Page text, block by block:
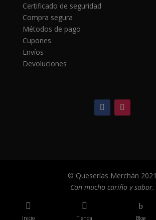

Inicio

Tienda
b
Blog
Certificado de seguridad
Compra segura
Métodos de pago
Cupones
Envíos
Devoluciones
© Queserías Merchán 2021
Con mucho cariño y sabor.